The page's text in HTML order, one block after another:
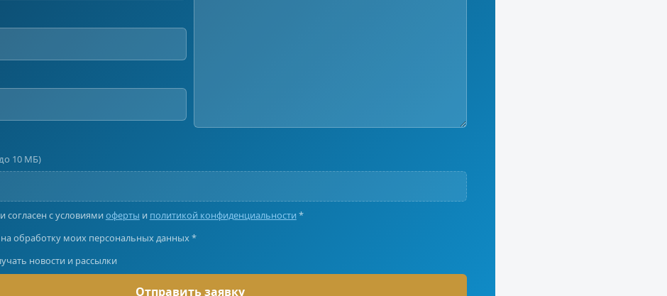
10 МБ)
согласен с условиями оферты и политикой конфиденциальности *
обработку моих персональных данных *
новости и рассылки